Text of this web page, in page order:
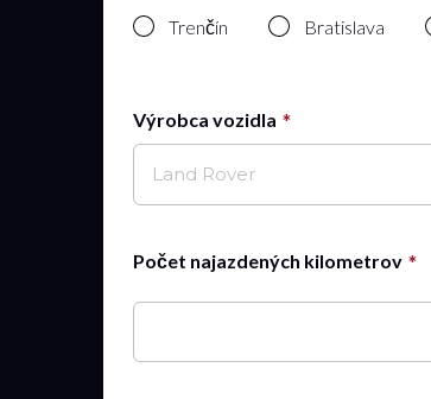
Trenčín Bratislava
Výrobca vozidla
Land Rover
Počet najazdených kilometrov